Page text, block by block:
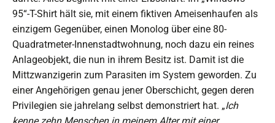
95“-T-Shirt hält sie, mit einem fiktiven Ameisenhaufen als
einzigem Gegenüber, einen Monolog über eine 80-
Quadratmeter-Innenstadtwohnung, noch dazu ein reines
Anlageobjekt, die nun in ihrem Besitz ist. Damit ist die
Mittzwanzigerin zum Parasiten im System geworden. Zu
einer Angehörigen genau jener Oberschicht, gegen deren
Privilegien sie jahrelang selbst demonstriert hat. „Ich
kenne zehn Menschen in meinem Alter mit einer